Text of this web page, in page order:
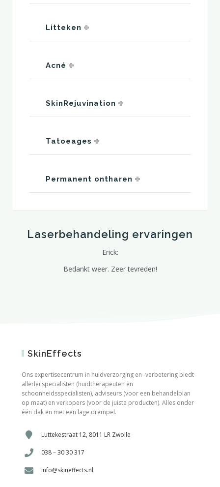
Litteken
Acné
SkinRejuvination
Tatoeages
Permanent ontharen
Laserbehandeling ervaringen
Erick:
Bedankt weer. Zeer tevreden!
SkinEffects
Ons expertisecentrum in huidverzorging en -verbetering biedt
allerlei specialisten (huidtherapeuten en
schoonheidsspecialisten), adviseurs (voor een behandelplan
op maat) en verkopers (voor de juiste producten). Alles onder
één dak en met een lage drempel.
Luttekestraat 12, 8011 LR Zwolle
038 – 30 30 317
info@skineffects.nl